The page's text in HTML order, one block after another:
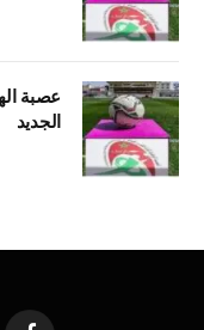
عصبة
الجديد